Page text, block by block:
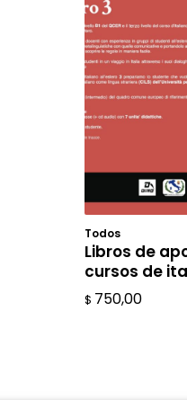
Todos
Libros de
cursos de
$ 750,00